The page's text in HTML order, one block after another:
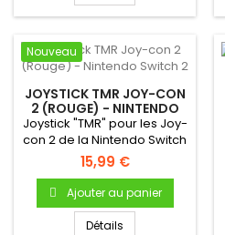
Nouveau
JOYSTICK TMR JOY-CON
2 (ROUGE) - NINTENDO
SWITCH 2
Joystick "TMR" pour les Joy-
con 2 de la Nintendo Switch
2 (Joy-con 2)....
15,99 €
Ajouter au panier
Détails